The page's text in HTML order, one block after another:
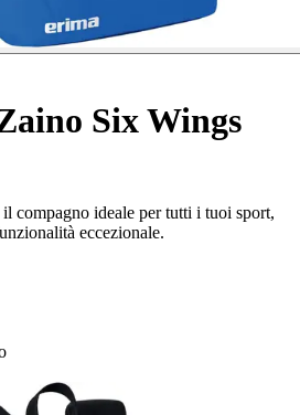
Six Wings
compagno ideale per tutti i tuoi sport,
eccezionale.